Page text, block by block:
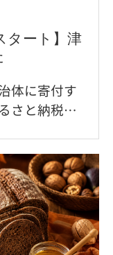
タート】津
体に寄付す
さと納税」
山市に参加
や、取り組
対談。津山
の魅力もお